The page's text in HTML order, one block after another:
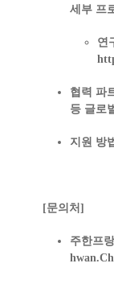
세부 프
연
협력 파
등 글로
지원 방
[문의처]
주한프